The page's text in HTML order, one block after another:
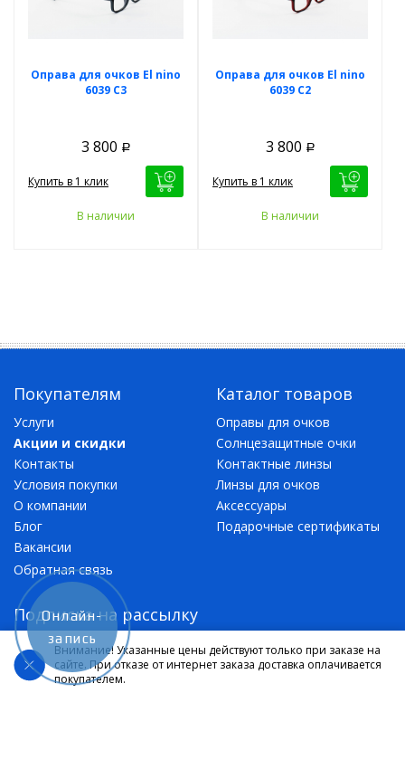
Оправа для очков El nino
6039 C3
3 800 Р
Купить в 1 клик
В наличии
Оправа для очков El nino
6039 C2
3 800 Р
Купить в 1 клик
В наличии
Внимание! Указанные цены действуют только при заказе на
сайте. При отказе от интернет заказа доставка оплачивается
покупателем.
Покупателям
Услуги
Акции и скидки
Контакты
Условия покупки
О компании
Блог
Вакансии
Обратная связь
Каталог товаров
Оправы для очков
Солнцезащитные очки
Контактные линзы
Линзы для очков
Аксессуары
Подарочные сертификаты
Подписка на рассылку
Подписаться
Контактная информация
Онлайн-
запись